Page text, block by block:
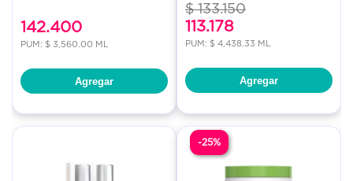
142.400
PUM: $ 3,560.00 ML
Agregar
$ 133.150
113.178
PUM: $ 4,438.33 ML
Agregar
-25%